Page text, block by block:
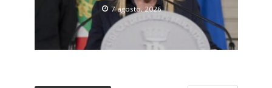
7 agosto, 2026